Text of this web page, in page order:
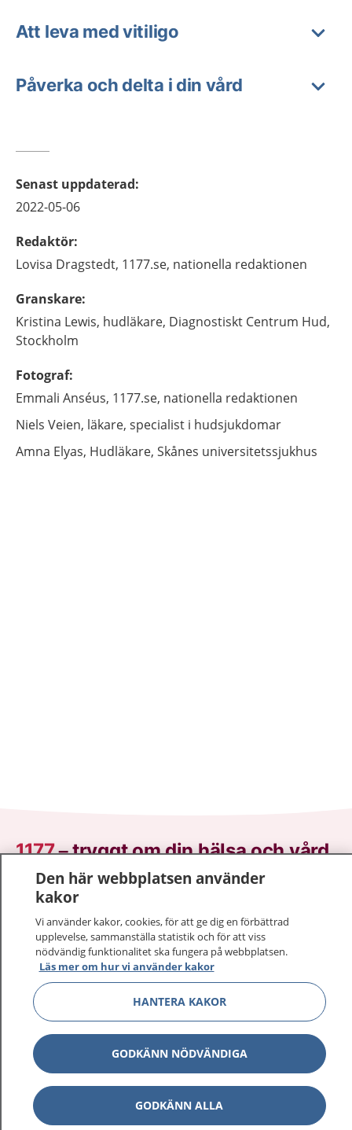
Att leva med vitiligo
Påverka och delta i din vård
Senast uppdaterad:
2022-05-06
Redaktör:
Lovisa Dragstedt, 1177.se, nationella redaktionen
Granskare:
Kristina Lewis, hudläkare, Diagnostiskt Centrum Hud,
Stockholm
Fotograf:
Emmali Anséus, 1177.se, nationella redaktionen
Niels Veien, läkare, specialist i hudsjukdomar
Amna Elyas, Hudläkare, Skånes universitetssjukhus
1177–tryggt om din hälsa och vård
På 1177.se får du råd om hälsa och information om
sjukdomar och vilka mottagningar du kan kontakta.
Logga in för att läsa din journal och göra dina
vårdärenden. Ring telefonnummer 1177 för
sjukvårdsrådgivning dygnet runt.
1177 ger dig råd när du vill må bättre.
1177 på flera språk
Visa
Den här webbplatsen använder
kakor
Vi använder kakor, cookies, för att ge dig en förbättrad
upplevelse, sammanställa statistik och för att viss
nödvändig funktionalitet ska fungera på webbplatsen.
Läs mer om hur vi använder kakor
HANTERA KAKOR
GODKÄNN NÖDVÄNDIGA
GODKÄNN ALLA